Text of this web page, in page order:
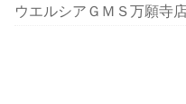
ウエルシアＧＭＳ万願寺